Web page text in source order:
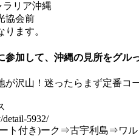
ラリア沖縄
協会前
ます。
参加して、沖縄の見所をグル
が沢山！迷ったらまず定番コ
detail-5932/
ト付き)ーク⇒古宇利島⇒ワ